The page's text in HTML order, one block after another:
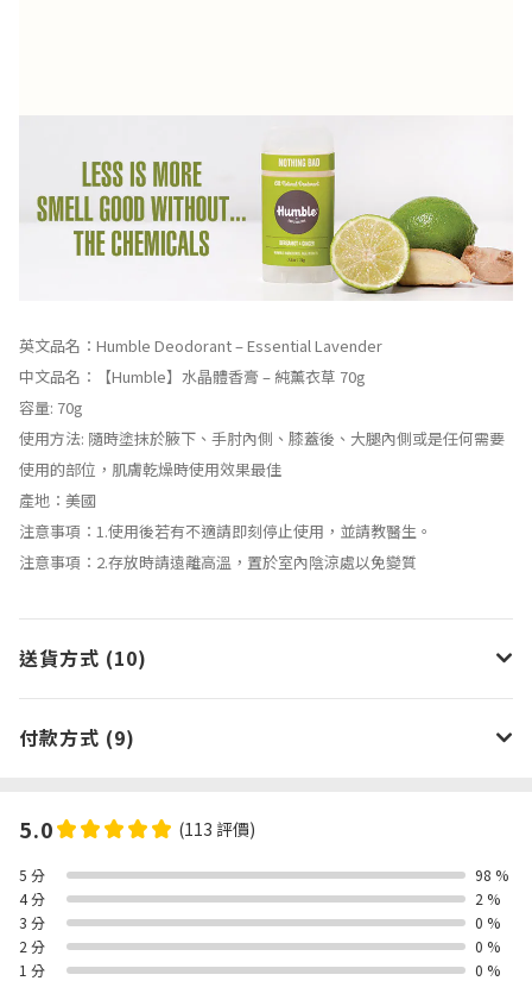
英文品名：Humble Deodorant – Essential Lavender
中文品名：【Humble】水晶體香膏 – 純薰衣草 70g
容量: 70g
使用方法: 隨時塗抹於腋下、手肘內側、膝蓋後、大腿內側或是任何需要
使用的部位，肌膚乾燥時使用效果最佳
產地：美國
注意事項：1.使用後若有不適請即刻停止使用，並請教醫生。
注意事項：2.存放時請遠離高溫，置於室內陰涼處以免變質
送貨方式 (10)
付款方式 (9)
5.0 (113 評價)
5 分
98 %
4 分
2 %
3 分
0 %
2 分
0 %
1 分
0 %